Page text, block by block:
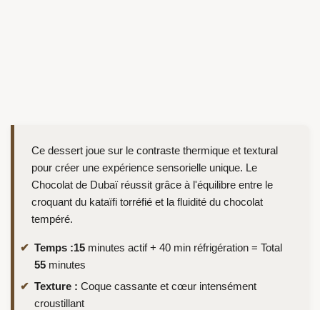
Ce dessert joue sur le contraste thermique et textural
pour créer une expérience sensorielle unique. Le
Chocolat de Dubaï réussit grâce à l'équilibre entre le
croquant du kataïfi torréfié et la fluidité du chocolat
tempéré.
Temps :15 minutes actif + 40 min réfrigération = Total
55 minutes
Texture : Coque cassante et cœur intensément
croustillant